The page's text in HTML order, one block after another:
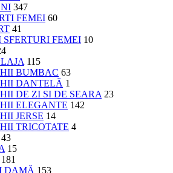
347
FEMEI 60
41
SFERTURI FEMEI 10
115
BUMBAC 63
DANTELĂ 1
DE ZI SI DE SEARA 23
ELEGANTE 142
JERSE 14
TRICOTATE 4
43
15
181
DAMĂ 153